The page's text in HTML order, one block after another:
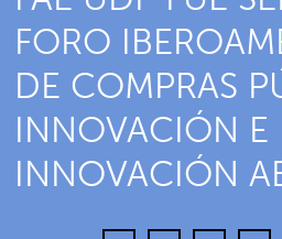
FORO
DE COMPRAS
INNOVACIÓN E
INNOVACIÓN